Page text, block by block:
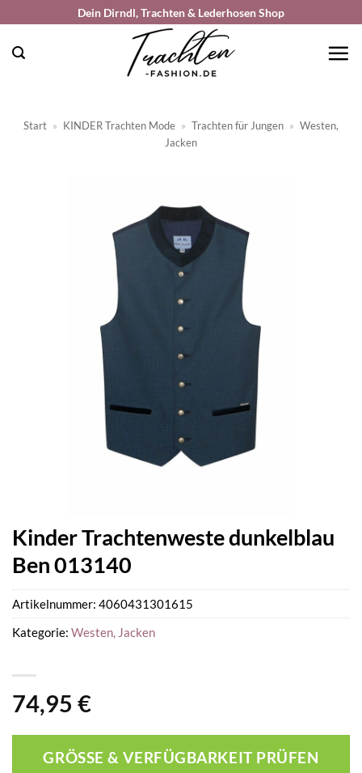
springen
Dein Dirndl, Trachten & Lederhosen Shop
Start » KINDER Trachten Mode » Trachten für Jungen » Westen,
Jacken
Kinder Trachtenweste dunkelblau
Ben 013140
74,95 €
GRÖSSE & VERFÜGBARKEIT PRÜFEN
Artikelnummer: 4060431301615
Kategorie: Westen, Jacken